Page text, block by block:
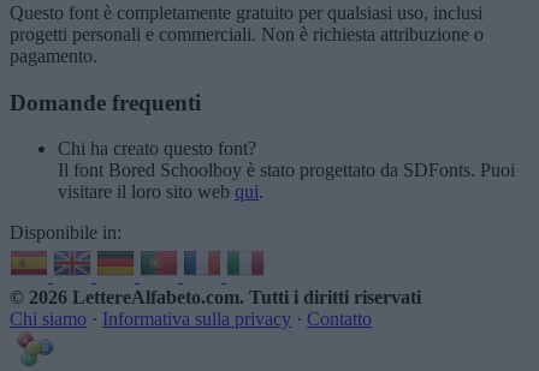
Questo font è completamente gratuito per qualsiasi uso, inclusi
progetti personali e commerciali. Non è richiesta attribuzione o
pagamento.
Domande frequenti
Chi ha creato questo font?
Il font Bored Schoolboy è stato progettato da SDFonts. Puoi
visitare il loro sito web qui.
Disponibile in:
© 2026 LettereAlfabeto.com. Tutti i diritti riservati
Chi siamo · Informativa sulla privacy · Contatto